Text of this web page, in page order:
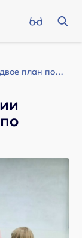
Минпросвещения России увеличило вдвое план по «Земскому учителю»